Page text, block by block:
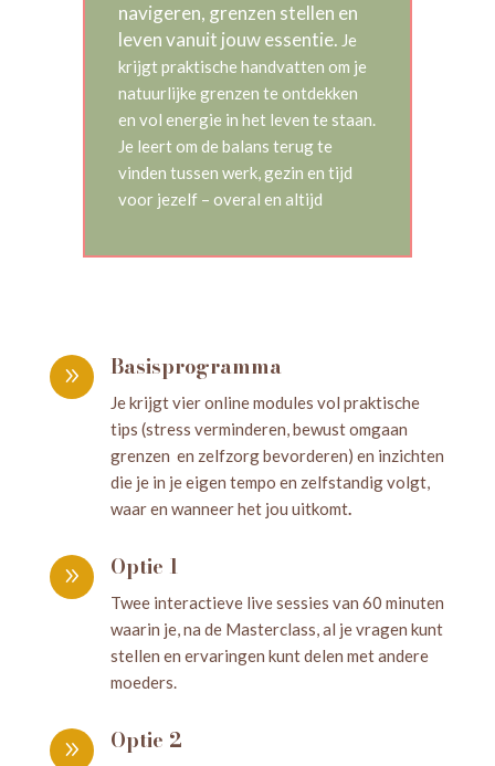
navigeren, grenzen stellen en
leven vanuit jouw essentie. Je
krijgt praktische handvatten om je
natuurlijke grenzen te ontdekken
en vol energie in het leven te staan.
Je leert om de balans terug te
vinden tussen werk, gezin en tijd
voor jezelf – overal en altijd
9 Basisprogramma
Je krijgt vier online modules vol praktische
tips (stress verminderen, bewust omgaan
grenzen en zelfzorg bevorderen) en inzichten
die je in je eigen tempo en zelfstandig volgt,
waar en wanneer het jou uitkomt.
9 Optie 1
Twee interactieve live sessies van 60 minuten
waarin je, na de Masterclass, al je vragen kunt
stellen en ervaringen kunt delen met andere
moeders.
9 Optie 2